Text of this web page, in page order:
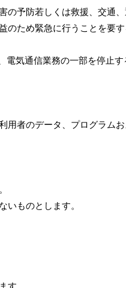
予防若しくは救援、交通
ため緊急に行うことを要
気通信業務の一部を停止す
者のデータ、プログラム
ものとします。